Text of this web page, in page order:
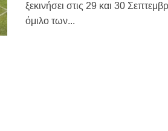
ξεκινήσει στις 29 και 30
όμιλο των...